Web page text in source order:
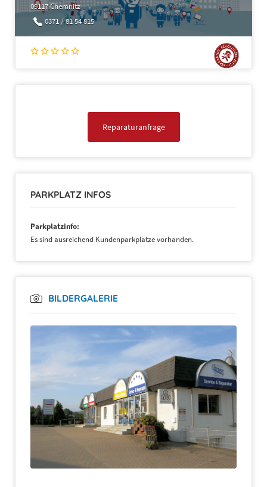
09117 Chemnitz
0371 / 81 54 815
Reparaturanfrage
PARKPLATZ INFOS
Parkplatzinfo:
Es sind ausreichend Kundenparkplätze vorhanden.
BILDERGALERIE